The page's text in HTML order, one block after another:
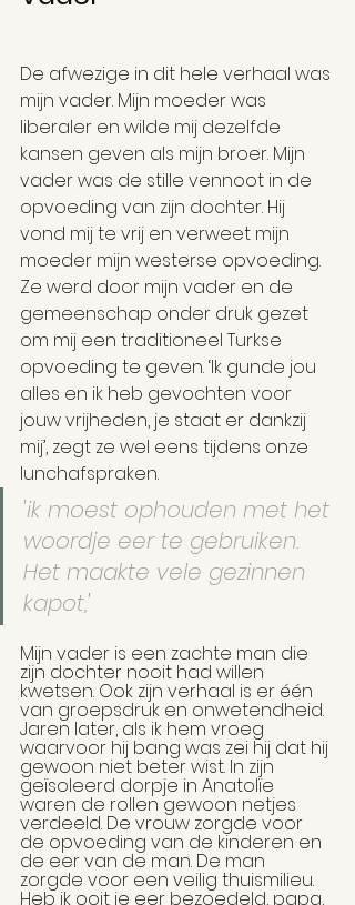
De afwezige in dit hele verhaal was
mijn vader. Mijn moeder was
liberaler en wilde mij dezelfde
kansen geven als mijn broer. Mijn
vader was de stille vennoot in de
opvoeding van zijn dochter. Hij
vond mij te vrij en verweet mijn
moeder mijn westerse opvoeding.
Ze werd door mijn vader en de
gemeenschap onder druk gezet
om mij een traditioneel Turkse
opvoeding te geven. ‘Ik gunde jou
alles en ik heb gevochten voor
jouw vrijheden, je staat er dankzij
mij’, zegt ze wel eens tijdens onze
lunchafspraken.
'ik moest ophouden met het
woordje eer te gebruiken.
Het maakte vele gezinnen
kapot,'
Mijn vader is een zachte man die
zijn dochter nooit had willen
kwetsen. Ook zijn verhaal is er één
van groepsdruk en onwetendheid.
Jaren later, als ik hem vroeg
waarvoor hij bang was zei hij dat hij
gewoon niet beter wist. In zijn
geïsoleerd dorpje in Anatolïe
waren de rollen gewoon netjes
verdeeld. De vrouw zorgde voor
de opvoeding van de kinderen en
de eer van de man. De man
zorgde voor een veilig thuismilieu.
Heb ik ooit je eer bezoedeld, papa,